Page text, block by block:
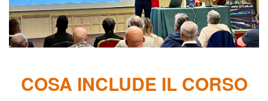
COSA INCLUDE IL CORSO